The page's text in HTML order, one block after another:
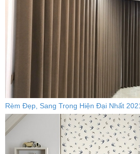
Rèm Đẹp, Sang Trọng Hiện Đại Nhất